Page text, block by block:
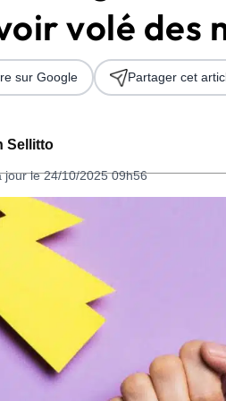
volé des
Sellitto
jour le 24/10/2025 09h56
sur Google Partager cet